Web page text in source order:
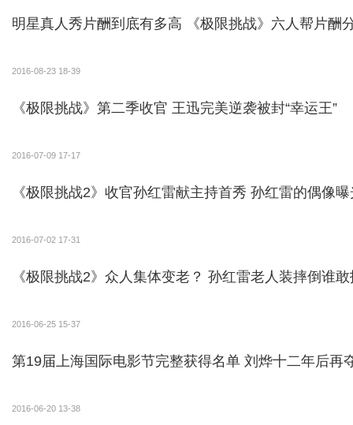
明星真人秀片酬到底有多高 《极限挑战》六人帮片酬
2016-08-23 18-39
《极限挑战》第二季收官 王迅完美逆袭被封“幸运王”
2016-07-09 17-17
《极限挑战2》收官孙红雷献主持首秀 孙红雷的
2016-07-02 17-31
《极限挑战2》众人集体变老？ 孙红雷老人装摔
2016-06-25 15-37
第19届上海国际电影节完整获得名单 刘烨十二
2016-06-20 13-38